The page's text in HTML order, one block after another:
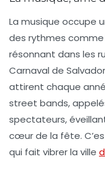
La musique occupe
des rythmes comme
résonnant dans les
Carnaval de Salvador
attirent chaque
street bands,
spectateurs,
cœur de la fête.
qui fait vibrer la ville